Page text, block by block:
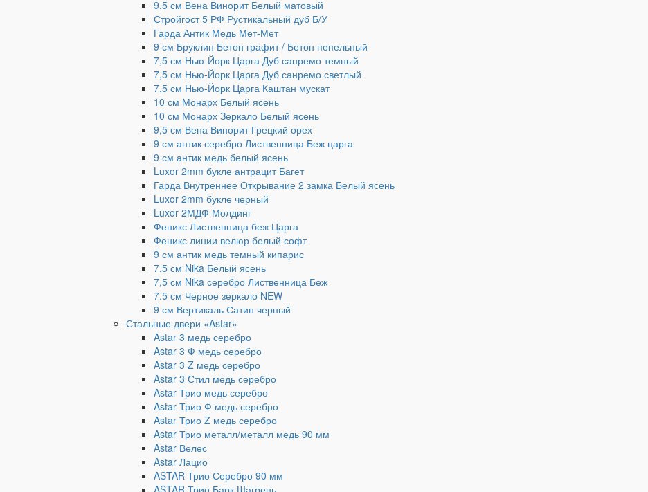
9,5 см Вена Винорит Белый матовый
Стройгост 5 РФ Рустикальный дуб Б/У
Гарда Антик Медь Мет-Мет
9 см Бруклин Бетон графит / Бетон пепельный
7,5 см Нью-Йорк Царга Дуб санремо темный
7,5 см Нью-Йорк Царга Дуб санремо светлый
7,5 см Нью-Йорк Царга Каштан мускат
10 см Монарх Белый ясень
10 см Монарх Зеркало Белый ясень
9,5 см Вена Винорит Грецкий орех
9 см антик серебро Лиственница Беж царга
9 см антик медь белый ясень
Luxor 2mm букле антрацит Багет
Гарда Внутреннее Открывание 2 замка Белый ясень
Luxor 2mm букле черный
Luxor 2МДФ Молдинг
Феникс Лиственница беж Царга
Феникс линии велюр белый софт
9 см антик медь темный кипарис
7,5 см Nika Белый ясень
7,5 см Nika серебро Лиственница Беж
7.5 см Черное зеркало NEW
9 см Вертикаль Сатин черный
Стальные двери «Astar»
Astar 3 медь серебро
Astar 3 Ф медь серебро
Astar 3 Z медь серебро
Astar 3 Стил медь серебро
Astar Трио медь серебро
Astar Трио Ф медь серебро
Astar Трио Z медь серебро
Astar Трио металл/металл медь 90 мм
Astar Велес
Astar Лацио
ASTAR Трио Серебро 90 мм
ASTAR Трио Барк Шагрень